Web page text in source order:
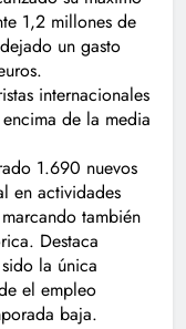
1,2 millones de
un gasto
internacionales
de la media
1.690 nuevos
en actividades
también
Destaca
la única
el empleo
baja.